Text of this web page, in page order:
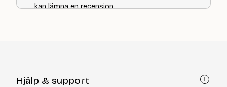
kan lämna en recension.
Hjälp & support